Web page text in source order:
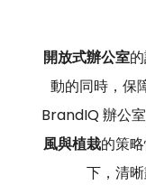
開放式辦公室
動的同時，保
BrandIQ 辦公
風與植栽的策
下，清